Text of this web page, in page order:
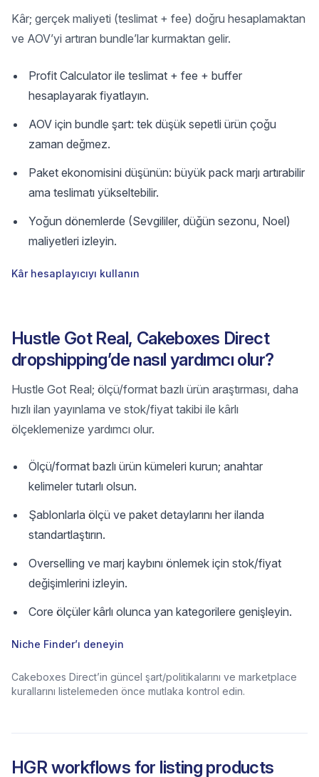
Kâr; gerçek maliyeti (teslimat + fee) doğru hesaplamaktan
ve AOV’yi artıran bundle’lar kurmaktan gelir.
Profit Calculator ile teslimat + fee + buffer
hesaplayarak fiyatlayın.
AOV için bundle şart: tek düşük sepetli ürün çoğu
zaman değmez.
Paket ekonomisini düşünün: büyük pack marjı artırabilir
ama teslimatı yükseltebilir.
Yoğun dönemlerde (Sevgililer, düğün sezonu, Noel)
maliyetleri izleyin.
Kâr hesaplayıcıyı kullanın
Hustle Got Real, Cakeboxes Direct
dropshipping’de nasıl yardımcı olur?
Hustle Got Real; ölçü/format bazlı ürün araştırması, daha
hızlı ilan yayınlama ve stok/fiyat takibi ile kârlı
ölçeklemenize yardımcı olur.
Ölçü/format bazlı ürün kümeleri kurun; anahtar
kelimeler tutarlı olsun.
Şablonlarla ölçü ve paket detaylarını her ilanda
standartlaştırın.
Overselling ve marj kaybını önlemek için stok/fiyat
değişimlerini izleyin.
Core ölçüler kârlı olunca yan kategorilere genişleyin.
Niche Finder’ı deneyin
Cakeboxes Direct’in güncel şart/politikalarını ve marketplace
kurallarını listelemeden önce mutlaka kontrol edin.
HGR workflows for listing products